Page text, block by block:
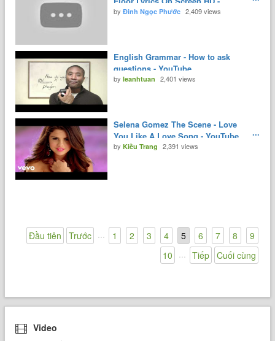
YouTube
byĐinh Ngọc Phước 2,409 views
English Grammar - How to ask
questions - YouTube
byleanhtuan 2,401 views
Selena Gomez The Scene - Love
You Like A Love Song - YouTube
byKiều Trang 2,391 views
Đầu tiên Trước 1 2 3 4 5 6 7 8
9
10
Tiếp Cuối cùng
Video